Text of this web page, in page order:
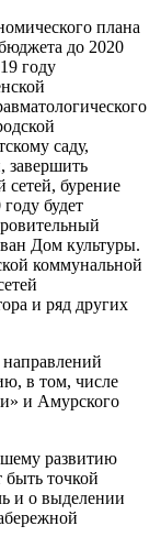
плана
до 2020
году
саду,
завершить
сетей, бурение
будет
Дом культуры.
коммунальной
и ряд других
направлений
в том, числе
и Амурского
развитию
точкой
и о выделении